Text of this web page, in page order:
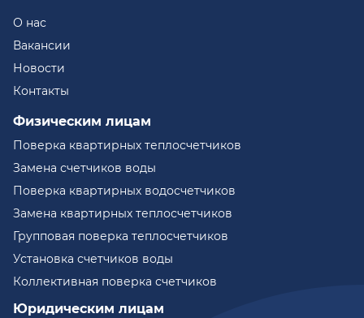
О нас
Вакансии
Новости
Контакты
Физическим лицам
Поверка квартирных теплосчетчиков
Замена счетчиков воды
Поверка квартирных водосчетчиков
Замена квартирных теплосчетчиков
Групповая поверка теплосчетчиков
Установка счетчиков воды
Коллективная поверка счетчиков
Юридическим лицам